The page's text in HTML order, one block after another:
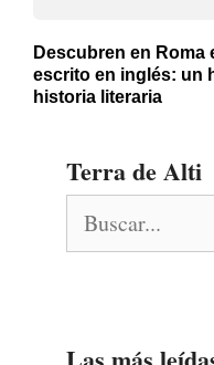
Descubren en Roma
escrito en inglés: un
historia literaria
Terra de Alti